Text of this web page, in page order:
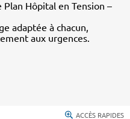
Hôpital en Tension –
adaptée à chacun,
aux urgences.
ACCÈS RAPIDES